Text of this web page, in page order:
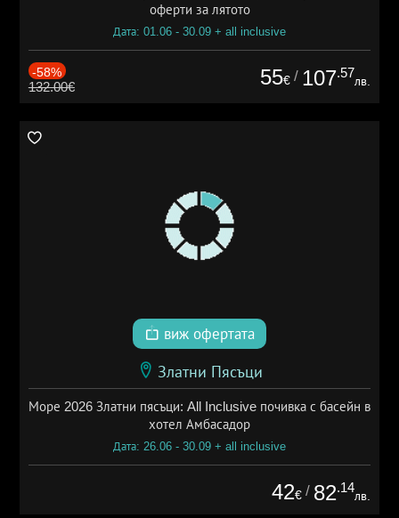
оферти за лятото
Дата: 01.06 - 30.09 + all inclusive
-58%
132.00€ 55€ / 107.57
лв.
виж офертата
Златни Пясъци
Море 2026 Златни пясъци: All Inclusive почивка с басейн в
хотел Амбасадор
Дата: 26.06 - 30.09 + all inclusive
42€ / 82.14
лв.